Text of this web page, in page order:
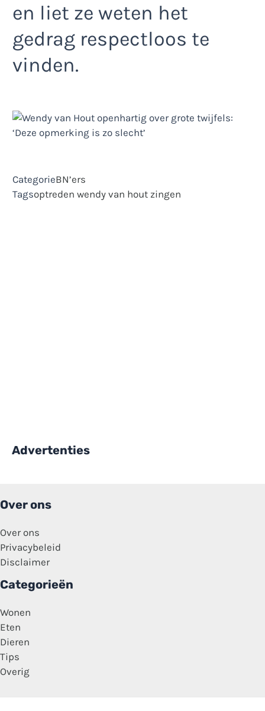
en liet ze weten het
gedrag respectloos te
vinden.
CategorieBN’ers
Tagsoptreden wendy van hout zingen
Advertenties
Over ons
Over ons
Privacybeleid
Disclaimer
Categorieën
Wonen
Eten
Dieren
Tips
Overig